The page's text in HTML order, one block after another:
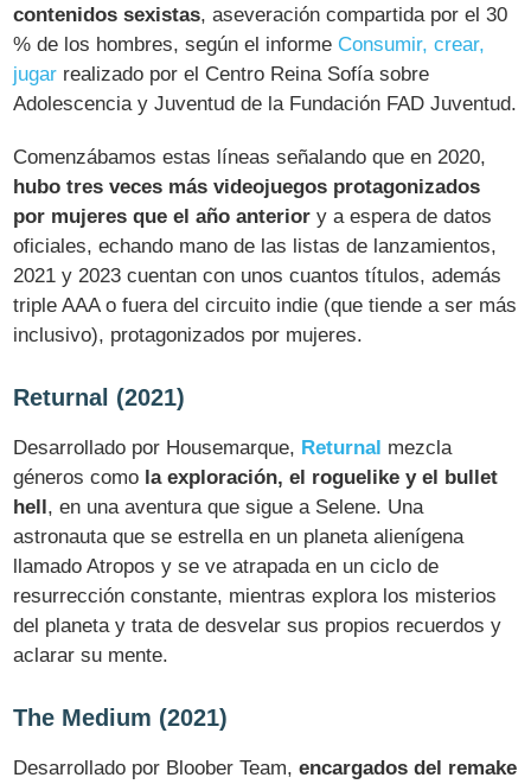
contenidos sexistas, aseveración compartida por el 30
% de los hombres, según el informe Consumir, crear,
jugar realizado por el Centro Reina Sofía sobre
Adolescencia y Juventud de la Fundación FAD Juventud.
Comenzábamos estas líneas señalando que en 2020,
hubo tres veces más videojuegos protagonizados
por mujeres que el año anterior y a espera de datos
oficiales, echando mano de las listas de lanzamientos,
2021 y 2023 cuentan con unos cuantos títulos, además
triple AAA o fuera del circuito indie (que tiende a ser más
inclusivo), protagonizados por mujeres.
Returnal (2021)
Desarrollado por Housemarque, Returnal mezcla
géneros como la exploración, el roguelike y el bullet
hell, en una aventura que sigue a Selene. Una
astronauta que se estrella en un planeta alienígena
llamado Atropos y se ve atrapada en un ciclo de
resurrección constante, mientras explora los misterios
del planeta y trata de desvelar sus propios recuerdos y
aclarar su mente.
The Medium (2021)
Desarrollado por Bloober Team,encargados del remake